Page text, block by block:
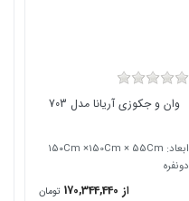
وان و جکوزی آریانا مدل 703
ابعاد: ۱5۰Cm ×150Cm × 55Cm
دونفره
از 170,344,440 تومان